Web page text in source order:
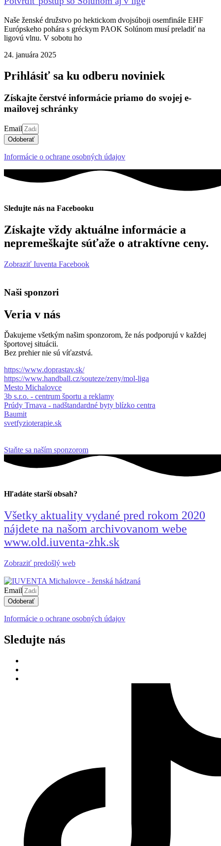
Naše ženské družstvo po hektickom dvojsúboji osemfinále EHF
Európskeho pohára s gréckym PAOK Solúnom musí preladiť na
ligovú vlnu. V sobotu ho
24. januára 2025
Prihlásiť sa ku odberu noviniek
Získajte čerstvé informácie priamo do svojej e-
mailovej schránky
Email
Odoberať
Informácie o ochrane osobných údajov
Sledujte nás na Facebooku
Získajte vždy aktuálne informácie a
nepremeškajte súťaže o atraktívne ceny.
Zobraziť Iuventa Facebook
Naši sponzori
Veria v nás
Ďakujeme všetkým našim sponzorom, že nás podporujú v každej
športovej situácii.
Bez prehier nie sú víťazstvá.
https://www.doprastav.sk/
https://www.handball.cz/souteze/zeny/mol-liga
Mesto Michalovce
3b s.r.o. - centrum športu a reklamy
Prúdy Trnava - nadštandardné byty blízko centra
Baumit
svetfyzioterapie.sk
Staňte sa naším sponzorom
Hľadáte starší obsah?
Všetky aktuality vydané pred rokom 2020
nájdete na našom archivovanom webe
www.old.iuventa-zhk.sk
Zobraziť predošlý web
Email
Odoberať
Informácie o ochrane osobných údajov
Sledujte nás